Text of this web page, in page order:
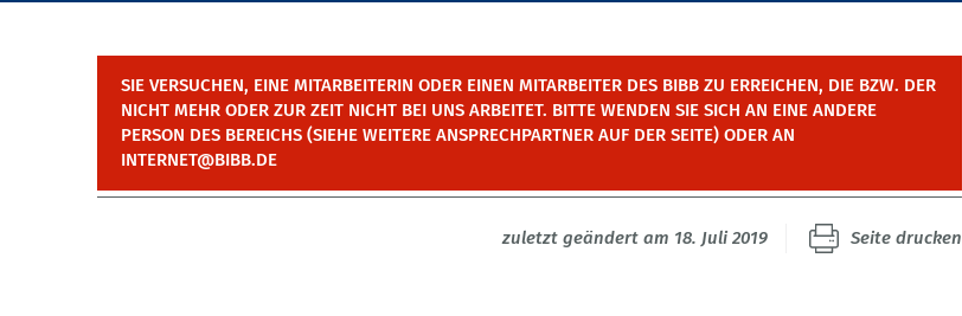
SIE VERSUCHEN, EINE MITARBEITERIN ODER EINEN MITARBEITER DES BIBB ZU ERREICHEN, DIE BZW. DER
NICHT MEHR ODER ZUR ZEIT NICHT BEI UNS ARBEITET. BITTE WENDEN SIE SICH AN EINE ANDERE
PERSON DES BEREICHS (SIEHE WEITERE ANSPRECHPARTNER AUF DER SEITE) ODER AN
INTERNET@BIBB.DE
zuletzt geändert am 18. Juli 2019 Seite drucken